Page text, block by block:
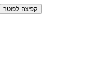
קפיצה לפוטר